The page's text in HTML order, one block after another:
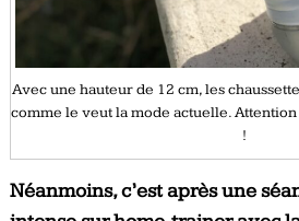
Avec une hauteur de 12 cm, les
comme le veut la mode actuelle.
!
Néanmoins, c’est après une